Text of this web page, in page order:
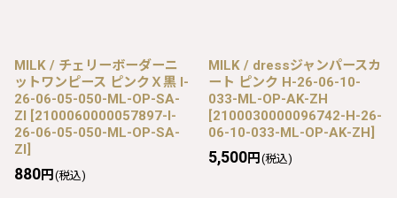
MILK / チェリーボーダーニ
ットワンピース ピンクＸ黒 I-
26-06-05-050-ML-OP-SA-
ZI [2100060000057897-I-
26-06-05-050-ML-OP-SA-
ZI]
880円 (税込)
MILK / dressジャンパースカ
ート ピンク H-26-06-10-
033-ML-OP-AK-ZH
[2100030000096742-H-26-
06-10-033-ML-OP-AK-ZH]
5,500円 (税込)